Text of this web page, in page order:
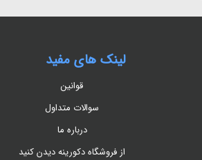
لینک های مفید
قوانین
سوالات متداول
درباره ما
از فروشگاه دکورینه دیدن کنید